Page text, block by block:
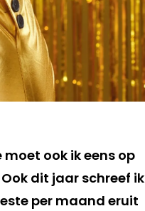
ook ik eens op
dit jaar schreef ik
per maand eruit